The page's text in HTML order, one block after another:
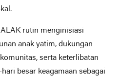
rutin menginisiasi
anak yatim, dukungan
serta keterlibatan
besar keagamaan sebagai